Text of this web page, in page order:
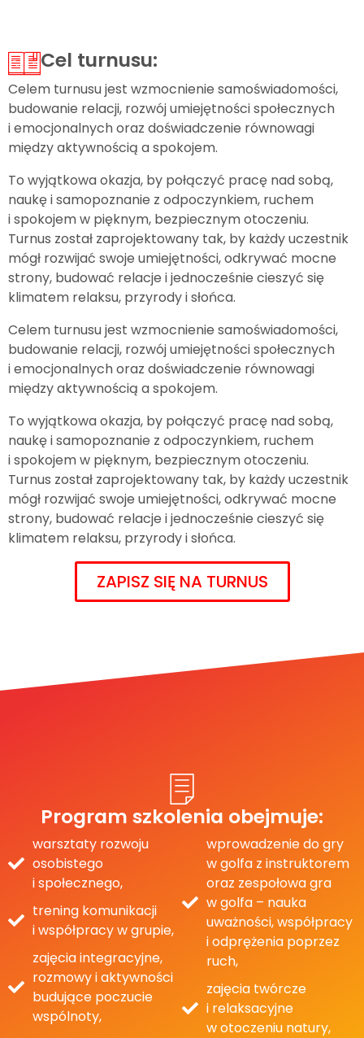
Cel turnusu:
Celem turnusu jest wzmocnienie samoświadomości,
budowanie relacji, rozwój umiejętności społecznych
i emocjonalnych oraz doświadczenie równowagi
między aktywnością a spokojem.
To wyjątkowa okazja, by połączyć pracę nad sobą,
naukę i samopoznanie z odpoczynkiem, ruchem
i spokojem w pięknym, bezpiecznym otoczeniu.
Turnus został zaprojektowany tak, by każdy uczestnik
mógł rozwijać swoje umiejętności, odkrywać mocne
strony, budować relacje i jednocześnie cieszyć się
klimatem relaksu, przyrody i słońca.
Celem turnusu jest wzmocnienie samoświadomości,
budowanie relacji, rozwój umiejętności społecznych
i emocjonalnych oraz doświadczenie równowagi
między aktywnością a spokojem.
To wyjątkowa okazja, by połączyć pracę nad sobą,
naukę i samopoznanie z odpoczynkiem, ruchem
i spokojem w pięknym, bezpiecznym otoczeniu.
Turnus został zaprojektowany tak, by każdy uczestnik
mógł rozwijać swoje umiejętności, odkrywać mocne
strony, budować relacje i jednocześnie cieszyć się
klimatem relaksu, przyrody i słońca.
ZAPISZ SIĘ NA TURNUS
Program szkolenia obejmuje:
warsztaty rozwoju
osobistego
i społecznego,
trening komunikacji
i współpracy w grupie,
zajęcia integracyjne,
rozmowy i aktywności
budujące poczucie
wspólnoty,
wprowadzenie do gry
w golfa z instruktorem
oraz zespołowa gra
w golfa – nauka
uważności, współpracy
i odprężenia poprzez
ruch,
zajęcia twórcze
i relaksacyjne
w otoczeniu natury,